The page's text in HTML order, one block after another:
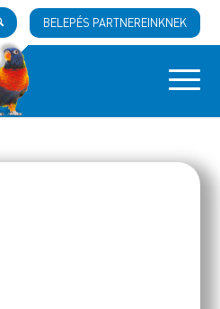
BELEPÉS PARTNEREINKNEK